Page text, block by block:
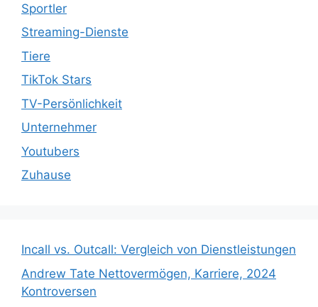
Sportler
Streaming-Dienste
Tiere
TikTok Stars
TV-Persönlichkeit
Unternehmer
Youtubers
Zuhause
Incall vs. Outcall: Vergleich von Dienstleistungen
Andrew Tate Nettovermögen, Karriere, 2024
Kontroversen